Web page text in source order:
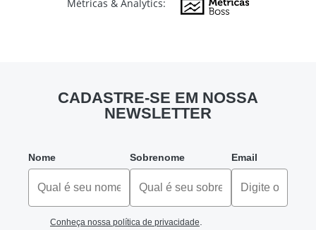
Métricas & Analytics:
CADASTRE-SE EM NOSSA
NEWSLETTER
Nome Sobrenome Email
Conheça nossa política de privacidade